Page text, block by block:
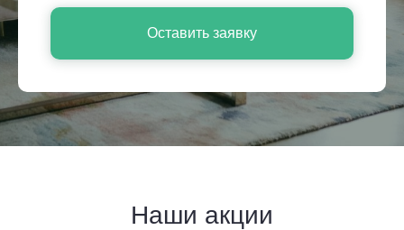
Оставить заявку
Наши акции